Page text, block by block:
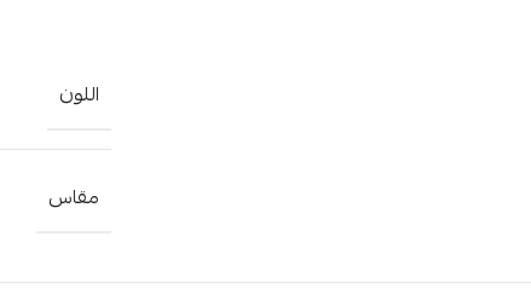
اللون
مقاس